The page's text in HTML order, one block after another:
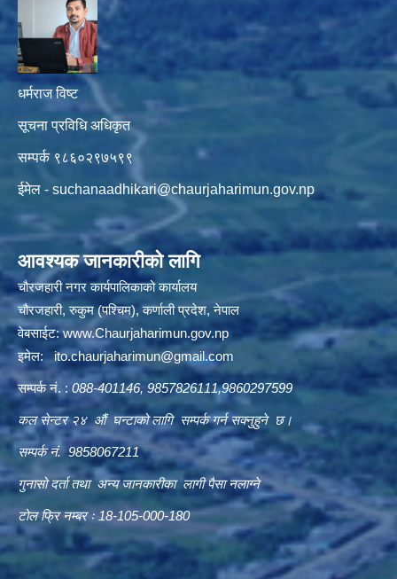
धर्मराज विष्ट
सूचना प्रविधि अधिकृत
सम्पर्क ९८६०२९७५९९
ईमेल - suchanaadhikari@chaurjaharimun.gov.np
आवश्यक जानकारीको लागि
चौरजहारी नगर कार्यपालिकाको कार्यालय
चौरजहारी, रुकुम (पश्चिम), कर्णाली प्रदेश, नेपाल
वेबसाईट:www.Chaurjaharimun.gov.np
इमेल:ito.chaurjaharimun@gmail.com
सम्पर्क नं. : 088-401146, 9857826111,9860297599
कल सेन्टर २४ औं घन्टाको लागि सम्पर्क गर्न सक्नुहुने छ।
सम्पर्क नं. 9858067211
गुनासो दर्ता तथा अन्य जानकारीका लागी पैसा नलाग्ने
टोल फ्रि नम्बर ः 18-105-000-180